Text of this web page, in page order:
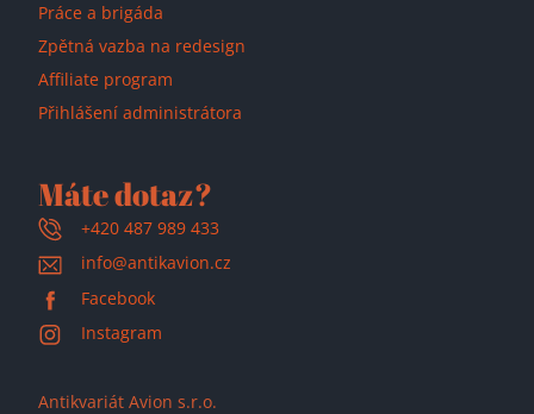
Práce a brigáda
Zpětná vazba na redesign
Affiliate program
Přihlášení administrátora
Máte dotaz?
+420 487 989 433
info@antikavion.cz
Facebook
Instagram
Antikvariát Avion s.r.o.